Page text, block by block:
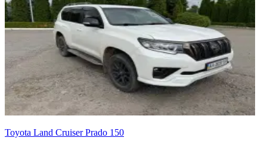
Toyota Land Cruiser Prado 150